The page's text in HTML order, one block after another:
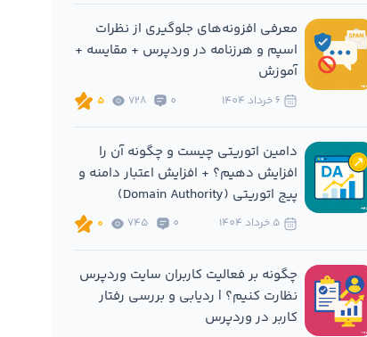
معرفی افزونه‌های جلوگیری از نظرات
اسپم و هرزنامه در وردپرس + مقایسه +
آموزش
0
728
5
دامین اتوریتی چیست و چگونه آن را
افزایش دهیم؟ + افزایش اعتبار دامنه و
پیج اتوریتی (Domain Authority)
0
745
0
چگونه بر فعالیت کاربران سایت وردپرس
نظارت کنیم؟ | ردیابی و بررسی رفتار
کاربر در وردپرس